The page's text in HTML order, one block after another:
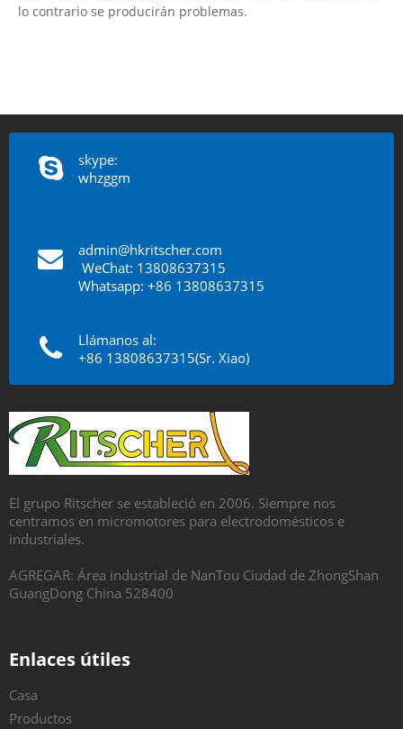
lo contrario se producirán problemas.
skype:
whzggm
admin@hkritscher.com
WeChat: 13808637315
Whatsapp: +86 13808637315
Llámanos al:
+86 13808637315(Sr. Xiao)
El grupo Ritscher se estableció en 2006. Siempre nos
centramos en micromotores para electrodomésticos e
industriales.
AGREGAR: Área industrial de NanTou Ciudad de ZhongShan
GuangDong China 528400
Enlaces útiles
Casa
Productos